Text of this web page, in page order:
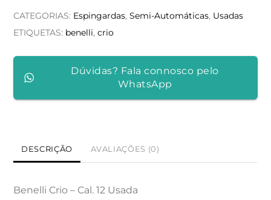
CATEGORIAS: Espingardas,Semi-Automáticas, Usadas
ETIQUETAS: benelli,crio
Dúvidas? Fala connosco pelo
WhatsApp
DESCRIÇÃO AVALIAÇÕES (0)
Benelli Crio – Cal. 12 Usada